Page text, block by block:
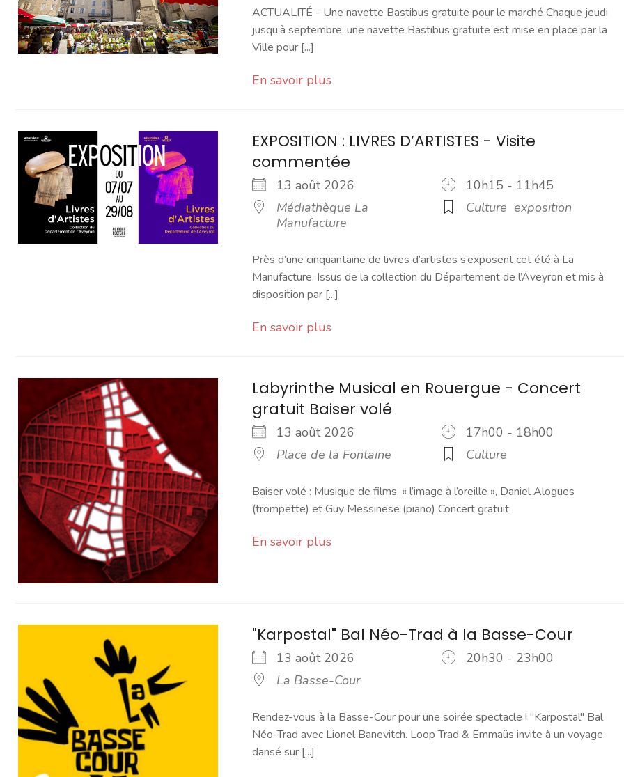
ACTUALITÉ - Une navette Bastibus gratuite pour le marché Chaque jeudi
jusqu’à septembre, une navette Bastibus gratuite est mise en place par la
Ville pour [...]
En savoir plus
EXPOSITION : LIVRES D’ARTISTES - Visite
commentée
13 août 2026
10h15 - 11h45
Médiathèque La
Manufacture
Culture exposition
Près d’une cinquantaine de livres d’artistes s’exposent cet été à La
Manufacture. Issus de la collection du Département de l’Aveyron et mis à
disposition par [...]
En savoir plus
Labyrinthe Musical en Rouergue - Concert
gratuit Baiser volé
13 août 2026
17h00 - 18h00
Place de la Fontaine
Culture
Baiser volé : Musique de films, « l’image à l’oreille », Daniel Alogues
(trompette) et Guy Messinese (piano) Concert gratuit
En savoir plus
"Karpostal" Bal Néo-Trad à la Basse-Cour
13 août 2026
20h30 - 23h00
La Basse-Cour
Rendez-vous à la Basse-Cour pour une soirée spectacle ! "Karpostal" Bal
Néo-Trad avec Lionel Banevitch. Loop Trad & Emmaüs invite à un voyage
dansé sur [...]